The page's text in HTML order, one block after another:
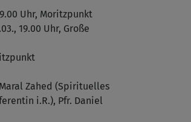
Uhr, Moritzpunkt
19.00 Uhr, Große
Zahed (Spirituelles
i.R.), Pfr. Daniel